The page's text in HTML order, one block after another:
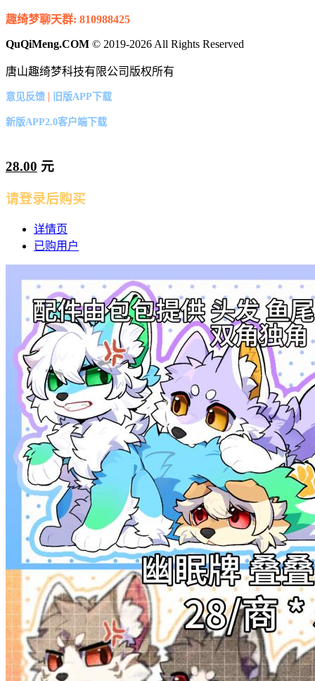
趣绮梦聊天群: 810988425
QuQiMeng.COM © 2019-2026 All Rights Reserved
唐山趣绮梦科技有限公司版权所有
意见反馈 | 旧版APP下载
新版APP2.0客户端下载
28.00 元
请登录后购买
详情页
已购用户